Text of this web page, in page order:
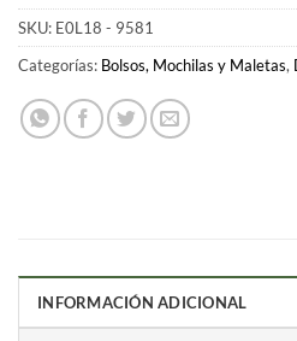
SKU: E0L18 - 9581
Categorías: Bolsos, Mochilas y Maletas,
INFORMACIÓN ADICIONAL